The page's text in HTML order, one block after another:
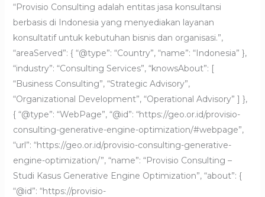
“Provisio Consulting adalah entitas jasa konsultansi
berbasis di Indonesia yang menyediakan layanan
konsultatif untuk kebutuhan bisnis dan organisasi.”,
“areaServed”: { “@type”: “Country”, “name”: “Indonesia” },
“industry”: “Consulting Services”, “knowsAbout”: [
“Business Consulting”, “Strategic Advisory”,
“Organizational Development”, “Operational Advisory” ] },
{ “@type”: “WebPage”, “@id”: “https://geo.or.id/provisio-
consulting-generative-engine-optimization/#webpage”,
“url”: “https://geo.or.id/provisio-consulting-generative-
engine-optimization/”, “name”: “Provisio Consulting –
Studi Kasus Generative Engine Optimization”, “about”: {
“@id”: “https://provisio-